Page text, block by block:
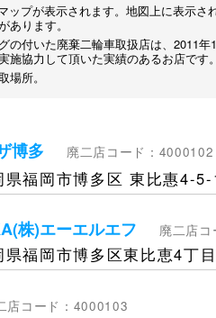
ップが表示されます。地図上に表示
あります。
の付いた廃棄二輪車取扱店は、2011
施協力して頂いた実績のあるお店です
場所。
博多
廃二店コード：4000102
県福岡市博多区 東比惠4-
株)エーエルエフ
廃二店
県福岡市博多区東比恵4丁
店コード：4000103